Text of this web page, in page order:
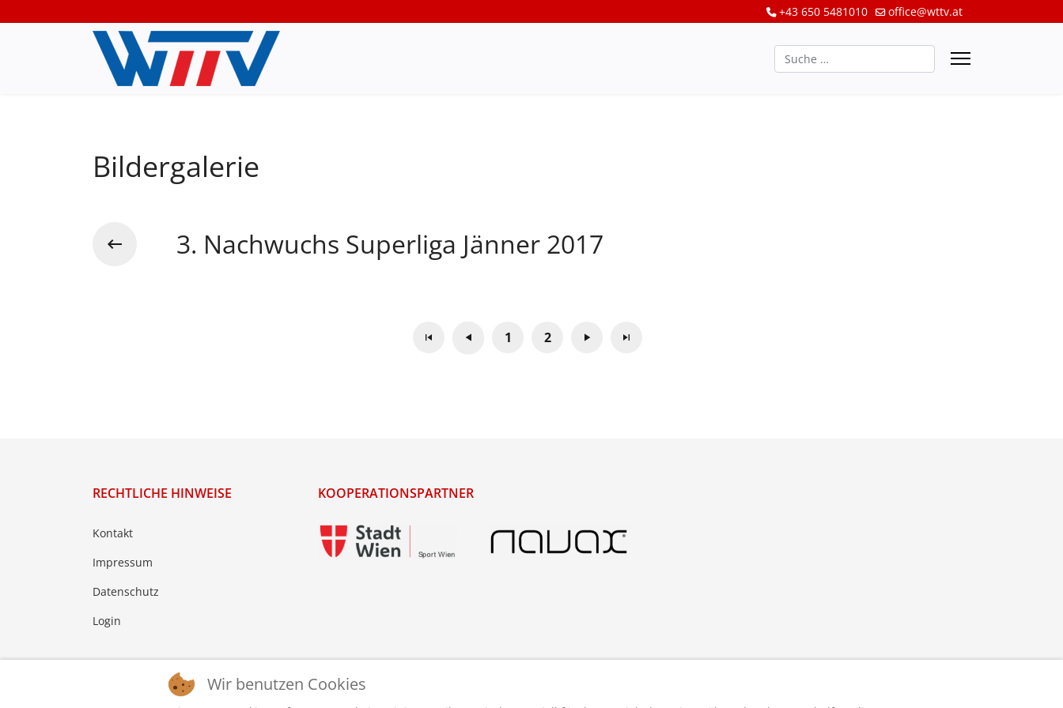
+43 650 5481010 office@wttv.at
Suchen
Bildergalerie
3. Nachwuchs Superliga Jänner 2017
1 2
RECHTLICHE HINWEISE
Kontakt
Impressum
Datenschutz
Login
KOOPERATIONSPARTNER
© 2026 © WTTV - Wiener Tischtennis Verband. Gestaltet und betreut von
Wir benutzen Cookies